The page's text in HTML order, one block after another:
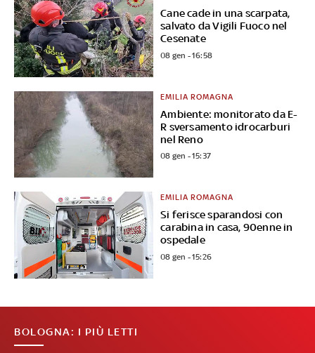
Cane cade in una scarpata,
salvato da Vigili Fuoco nel
Cesenate
08 gen - 16:58
Ambiente: monitorato da E-
R sversamento idrocarburi
nel Reno
EMILIA ROMAGNA
08 gen - 15:37
Si ferisce sparandosi con
carabina in casa, 90enne in
ospedale
EMILIA ROMAGNA
08 gen - 15:26
BOLOGNA: I PIÙ LETTI